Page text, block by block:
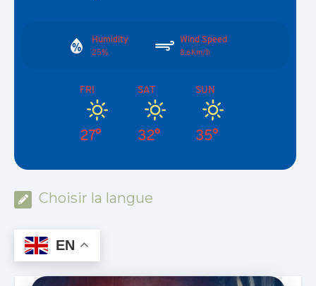
Humidity
25%
Wind Speed
8.6Km/h
FRI
27°
SAT
32°
SUN
35°
Choisir la langue
EN